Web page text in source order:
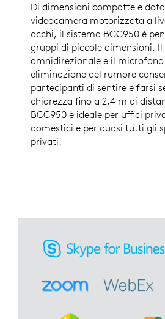
Di dimensioni compatte e
videocamera motorizzata a
occhi, il sistema BCC950 è
gruppi di piccole dimensioni. Il
omnidirezionale e il microfono
eliminazione del rumore
partecipanti di sentire e farsi
chiarezza fino a 2,4 m di
BCC950 è ideale per uffici
domestici e per quasi tutti gli
privati.